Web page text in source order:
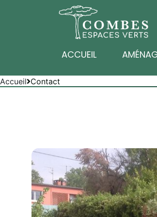
ACCUEIL
Accueil Contact